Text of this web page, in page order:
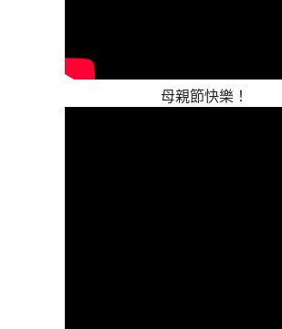
母親節快樂！